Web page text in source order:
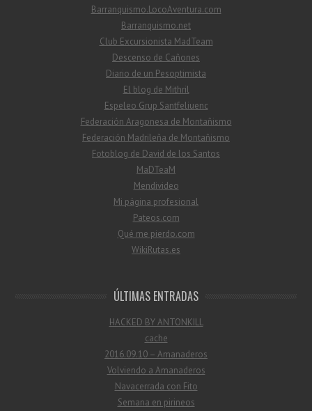
Barranquismo.LocoAventura.com
Barranquismo.net
Club Excursionista MadTeam
Descenso de Cañones
Diario de un Pesoptimista
El blog de Mithril
Espeleo Grup Santfeliuenc
Federación Aragonesa de Montañismo
Federación Madrileña de Montañismo
Fotoblog de David de los Santos
MaDTeaM
Mendivideo
Mi página profesional
Pateos.com
Qué me pierdo.com
WikiRutas.es
ÚLTIMAS ENTRADAS
HACKED BY ANTONKILL
cache
2016.09.10 – Amanaderos
Volviendo a Amanaderos
Navacerrada con Fito
Semana en pirineos